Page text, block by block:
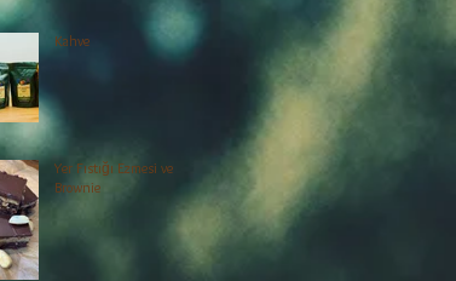
Kahve
Yer Fıstığı Ezmesi ve
Brownie